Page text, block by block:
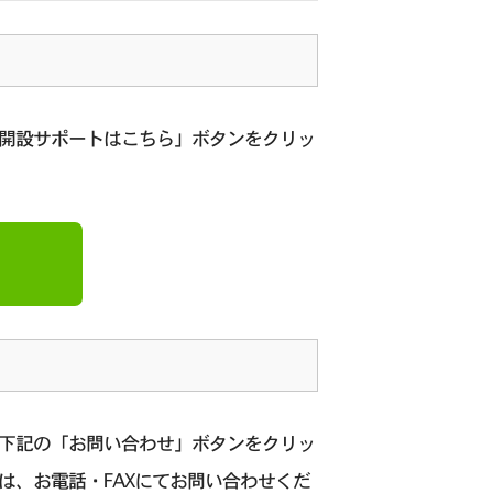
設サポートはこちら」ボタンをクリッ
記の「お問い合わせ」ボタンをクリッ
、お電話・FAXにてお問い合わせくだ